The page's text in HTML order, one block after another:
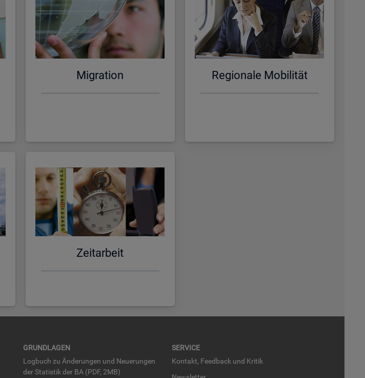
Mi­gra­ti­on Re­gio­na­le Mo­bi­li­tät
Zeit­ar­beit
GRUND­LA­GEN
Log­buch zu Än­de­run­gen und Neue­run­gen
der Sta­tis­tik der BA (PDF, 2MB)
SER­VICE
Kon­takt, Feed­back und Kri­tik